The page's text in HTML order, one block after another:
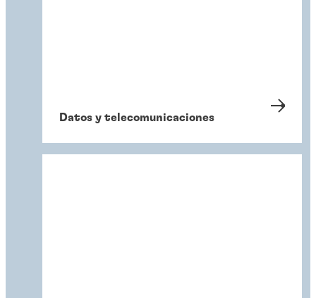
Datos y telecomunicaciones